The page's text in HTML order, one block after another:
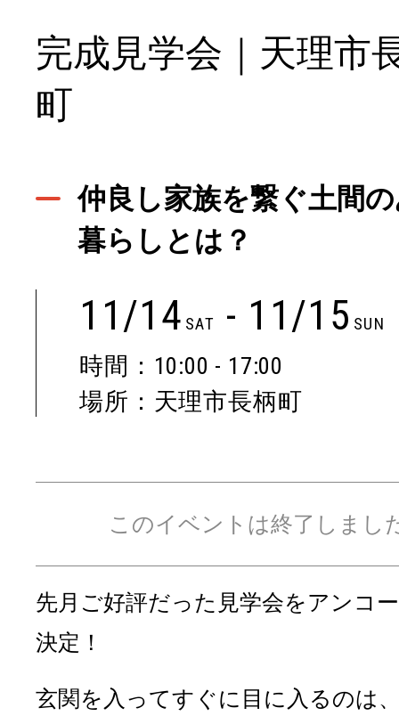
完成見学会｜天理市
町
仲良し家族を繋ぐ土間
暮らしとは？
11/14 SAT - 11/15 SUN
時間：10:00 - 17:00
場所：天理市長柄町
このイベントは終了しまし
先月ご好評だった見学会をアンコ
決定！
玄関を入ってすぐに目に入るのは